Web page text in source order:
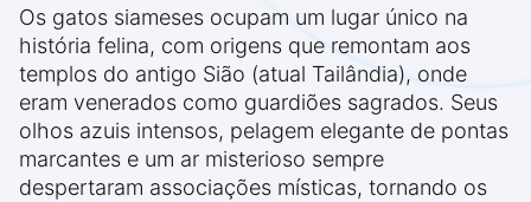
Os gatos siameses ocupam um lugar único na
história felina, com origens que remontam aos
templos do antigo Sião (atual Tailândia), onde
eram venerados como guardiões sagrados. Seus
olhos azuis intensos, pelagem elegante de pontas
marcantes e um ar misterioso sempre
despertaram associações místicas, tornando os